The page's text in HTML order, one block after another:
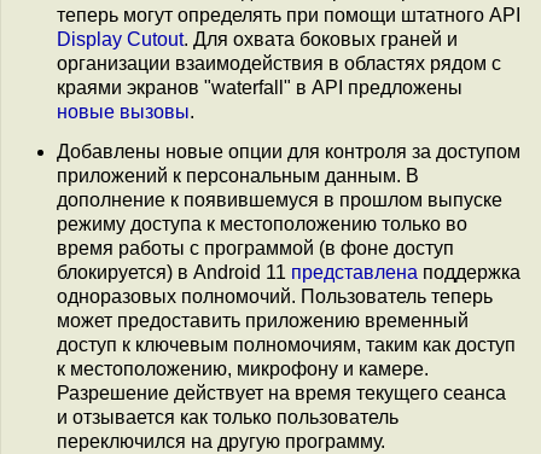
теперь могут определять при помощи штатного API
Display Сutout. Для охвата боковых граней и
организации взаимодействия в областях рядом с
краями экранов "waterfall" в API предложены
новые вызовы.
Добавлены новые опции для контроля за доступом
приложений к персональным данным. В
дополнение к появившемуся в прошлом выпуске
режиму доступа к местоположению только во
время работы с программой (в фоне доступ
блокируется) в Android 11 представлена поддержка
одноразовых полномочий. Пользователь теперь
может предоставить приложению временный
доступ к ключевым полномочиям, таким как доступ
к местоположению, микрофону и камере.
Разрешение действует на время текущего сеанса
и отзывается как только пользователь
переключился на другую программу.